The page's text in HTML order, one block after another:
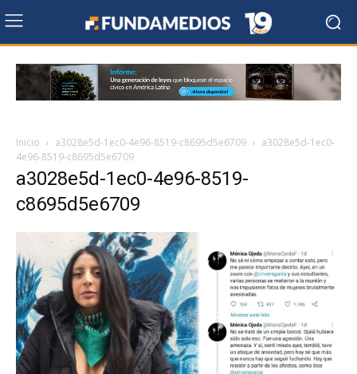
Inicio a3028e5d-1ec0-4e96-8519-c8695d5e6709
a3028e5d-1ec0-
4e96-8519-c8695d5e6709
a3028e5d-1ec0-4e96-8519-
c8695d5e6709